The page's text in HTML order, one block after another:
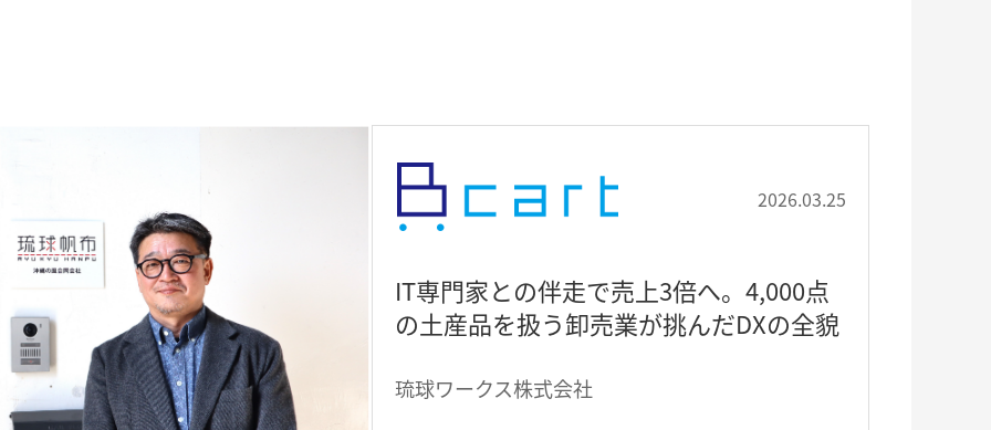
2026.03.25
IT専門家との伴走で売上3倍へ。4,000点
の土産品を扱う卸売業が挑んだDXの全貌
琉球ワークス株式会社